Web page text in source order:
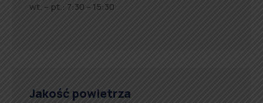
wt. – pt.: 7:30 – 15:30
Jakość powietrza